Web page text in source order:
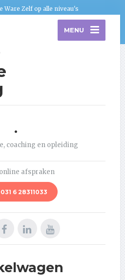
Ware Zelf op alle niveau's
MENU
.
coaching en opleiding
afspraken
6 28311033